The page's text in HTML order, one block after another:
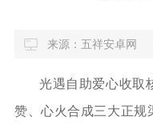
来源：五祥安卓网
光遇自助爱心收取
赞、心火合成三大正规